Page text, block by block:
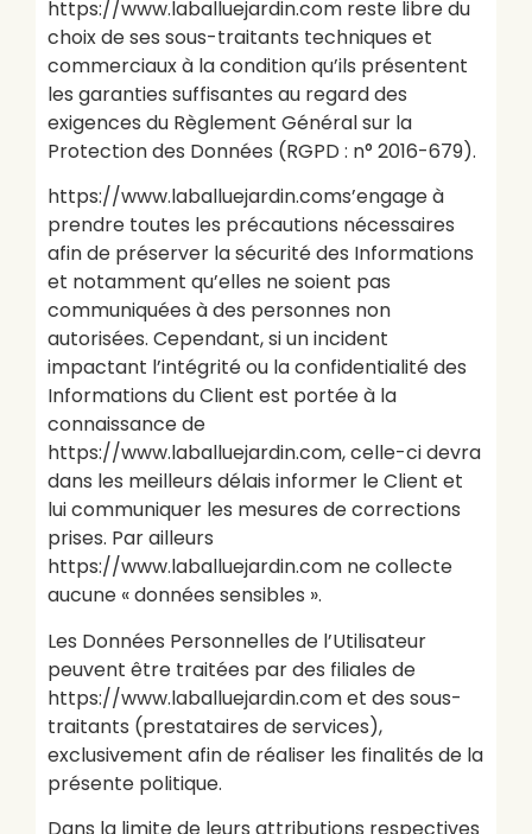
https://www.laballuejardin.com reste libre du
choix de ses sous-traitants techniques et
commerciaux à la condition qu’ils présentent
les garanties suffisantes au regard des
exigences du Règlement Général sur la
Protection des Données (RGPD : n° 2016-679).
https://www.laballuejardin.coms’engage à
prendre toutes les précautions nécessaires
afin de préserver la sécurité des Informations
et notamment qu’elles ne soient pas
communiquées à des personnes non
autorisées. Cependant, si un incident
impactant l’intégrité ou la confidentialité des
Informations du Client est portée à la
connaissance de
https://www.laballuejardin.com, celle-ci devra
dans les meilleurs délais informer le Client et
lui communiquer les mesures de corrections
prises. Par ailleurs
https://www.laballuejardin.com ne collecte
aucune « données sensibles ».
Les Données Personnelles de l’Utilisateur
peuvent être traitées par des filiales de
https://www.laballuejardin.com et des sous-
traitants (prestataires de services),
exclusivement afin de réaliser les finalités de la
présente politique.